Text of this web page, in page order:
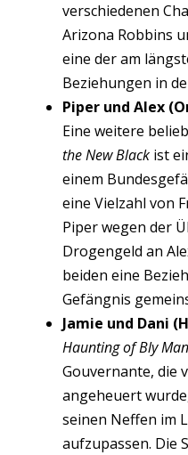
verschiedenen
Arizona Robbins
eine der am
Beziehungen in
Piper und Alex
Eine weitere
the New Black ist
einem
eine Vielzahl von
Piper wegen der
Drogengeld an
beiden eine
Gefängnis
Jamie und Dani
Haunting of Bly
Gouvernante, die
angeheuert
seinen Neffen im
aufzupassen. Die